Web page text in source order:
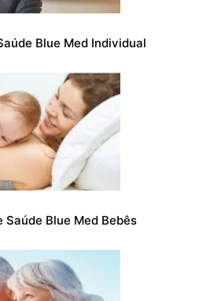
Blue Med Individual
Saúde Blue Med Bebês